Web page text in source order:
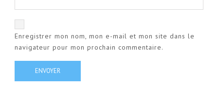
Enregistrer mon nom, mon e-mail et mon site dans le
navigateur pour mon prochain commentaire.